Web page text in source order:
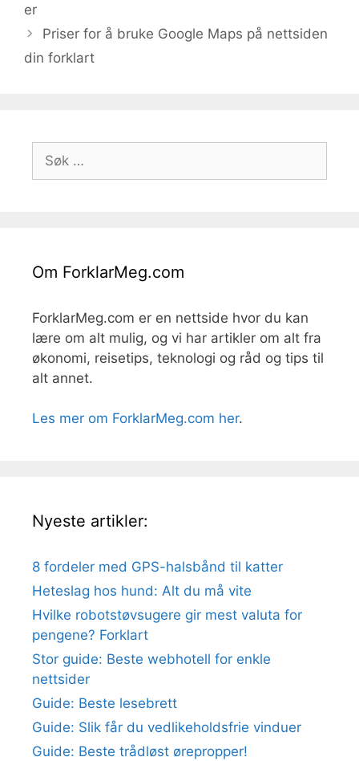
er
Priser for å bruke Google Maps på nettsiden
din forklart
etter:
Om ForklarMeg.com
ForklarMeg.com er en nettside hvor du kan
lære om alt mulig, og vi har artikler om alt fra
økonomi, reisetips, teknologi og råd og tips til
alt annet.
Les mer om ForklarMeg.com her.
Nyeste artikler:
8 fordeler med GPS-halsbånd til katter
Heteslag hos hund: Alt du må vite
Hvilke robotstøvsugere gir mest valuta for
pengene? Forklart
Stor guide: Beste webhotell for enkle
nettsider
Guide: Beste lesebrett
Guide: Slik får du vedlikeholdsfrie vinduer
Guide: Beste trådløst ørepropper!